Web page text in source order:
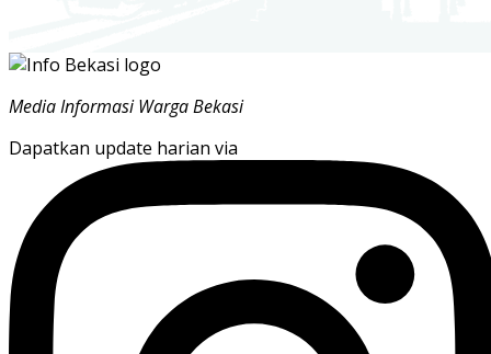
Media Informasi Warga Bekasi
Dapatkan update harian via